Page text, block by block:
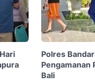
Polres
Pengamanan
Bali